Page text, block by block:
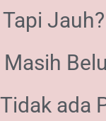
Jauh?
ada